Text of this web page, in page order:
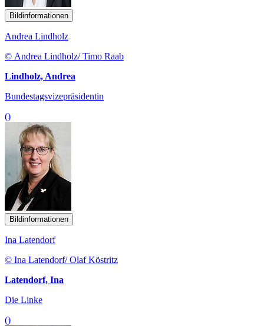
Bildinformationen
Andrea Lindholz
© Andrea Lindholz/ Timo Raab
Lindholz, Andrea
Bundestagsvizepräsidentin
()
Bildinformationen
Ina Latendorf
© Ina Latendorf/ Olaf Köstritz
Latendorf, Ina
Die Linke
()